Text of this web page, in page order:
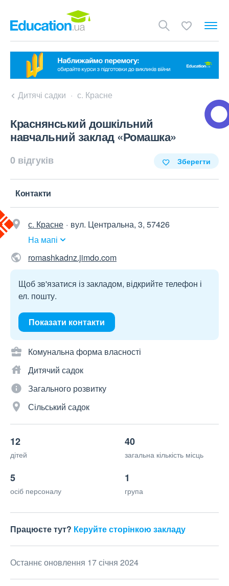
Дитячі садки с. Красне
Краснянський дошкільний
навчальний заклад «Ромашка»
0 відгуків Зберегти
Контакти
с. Красне
вул. Центральна, 3, 57426
На мапі
romashkadnz.jimdo.com
Щоб зв'язатися із закладом, відкрийте телефон і
ел. пошту.
Показати контакти
Комунальна форма власності
Дитячий садок
Загального розвитку
Сільський садок
12
дітей
40
загальна кількість місць
5
осіб персоналу
1
група
Працюєте тут? Керуйте сторінкою закладу
Останнє оновлення 17 січня 2024